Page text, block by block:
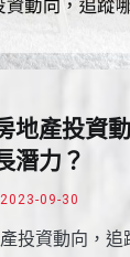
地產投資
潛力？
2023-09-30
投資動向，